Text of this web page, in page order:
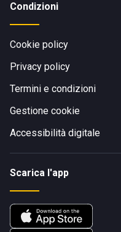
Condizioni
Cookie policy
Privacy policy
Termini e condizioni
Gestione cookie
Accessibilità digitale
Scarica l'app